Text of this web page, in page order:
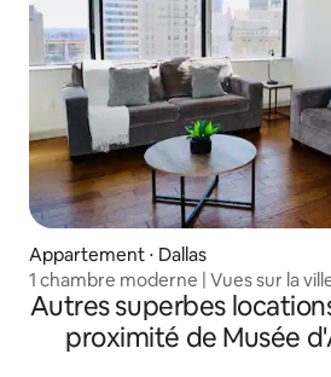
Appartement ⋅ Dallas
1 chambre moderne | Vues sur la
Autres superbes
proximité de Musée